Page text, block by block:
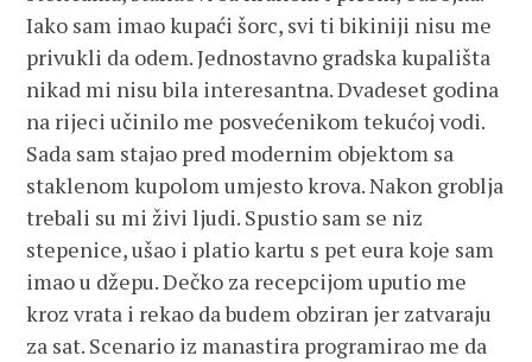
Iako sam imao kupaći šorc, svi ti bikiniji nisu me
privukli da odem. Jednostavno gradska kupališta
nikad mi nisu bila interesantna. Dvadeset godina
na rijeci učinilo me posvećenikom tekućoj vodi.
Sada sam stajao pred modernim objektom sa
staklenom kupolom umjesto krova. Nakon groblja
trebali su mi živi ljudi. Spustio sam se niz
stepenice, ušao i platio kartu s pet eura koje sam
imao u džepu. Dečko za recepcijom uputio me
kroz vrata i rekao da budem obziran jer zatvaraju
za sat. Scenario iz manastira programirao me da